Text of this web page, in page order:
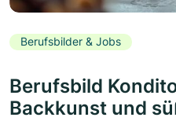
Berufsbilder & Jobs
Berufsbild
Backkunst und